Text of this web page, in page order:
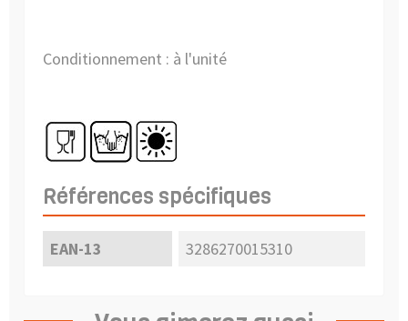
Conditionnement : à l'unité
Références spécifiques
EAN-13 3286270015310